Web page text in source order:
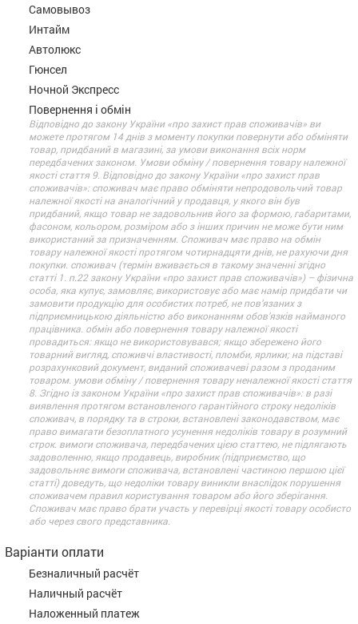
Самовывоз
Интайм
Автолюкс
Гюнсел
Ночной Экспресс
Повернення і обмін
Відповідно до закону України «про захист прав споживачів» ви
можете протягом 14 днів з моменту покупки повернути або обміняти
товар, придбаний в магазині, за умови виконання всіх норм
передбачених законом. Умови обміну / повернення товару належної
якості стаття 9. Відповідно до закону України «про захист прав
споживачів»: споживач має право обміняти непродовольчий товар
належної якості на аналогічний у продавця, у якого він був
придбаний, якщо товар не задовольнив його за формою, габаритами,
фасоном, кольором, розміром або з інших причин не може бути ним
використаний за призначенням. Споживач має право на обмін
товару належної якості протягом чотирнадцяти днів, не рахуючи дня
покупки. споживач (термін вживається в такому значенні згідно
статті 1. п.22 закону України «про захист прав споживачів») – фізична
особа, яка купує, замовляє, використовує або має намір придбати чи
замовити продукцію для особистих потреб, не пов’язаних з
підприємницькою діяльністю або виконанням обов’язків найманого
працівника. обмін або повернення товару належної якості
провадиться: якщо не використовувався; якщо збережено його
товарний вигляд, споживчі властивості, пломби, ярлики; на підставі
розрахунковий документ, виданий споживачеві разом з проданим
товаром. умови обміну / повернення товару неналежної якості стаття
8. Згідно із законом України «про захист прав споживачів»: в разі
виявлення протягом встановленого гарантійного строку недоліків
споживач, в порядку та в строки, встановлені законодавством, має
право вимагати безоплатного усунення недоліків товару в розумний
строк. вимоги споживача, передбачених цією статтею, не підлягають
задоволенню, якщо продавець, виробник (підприємство, що
задовольняє вимоги споживача, встановлені частиною першою цієї
статті) доведуть, що недоліки товару виникли внаслідок порушення
споживачем правил користування товаром або його зберігання.
Споживач має право брати участь у перевірці якості товару особисто
або через свого представника.
Варіанти оплати
Безналичный расчёт
Наличный расчёт
Наложенный платеж